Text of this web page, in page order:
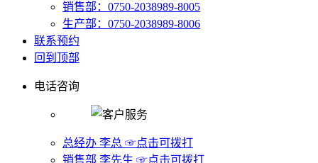
销售部：0750-2038989-8005
生产部：0750-2038989-8006
联系预约
回到顶部
电话咨询
总经办 李总 ☞点击可拨打
销售部 李先生 ☞点击可拨打